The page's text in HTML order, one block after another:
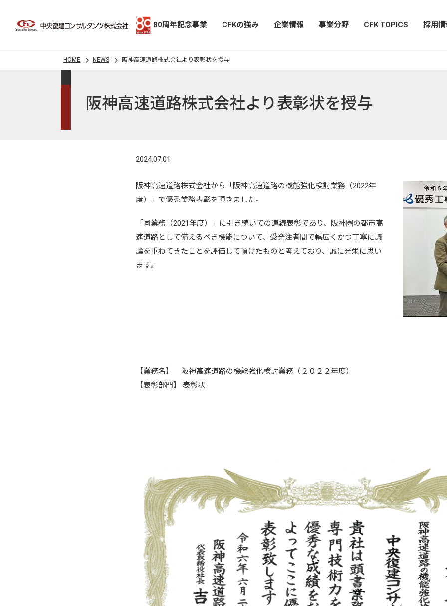
80周年記念事業 CFKの強み 企業情報 事業分野 CFK TOPICS 採用
HOME NEWS 阪神高速道路株式会社より表彰状を授与
阪神高速道路株式会社より表彰状を授与
2024.07.01
阪神高速道路株式会社から「阪神高速道路の機能強化検討業務（2022年
度）」で優秀業務表彰を頂きました。
「同業務（2021年度）」に引き続いての連続表彰であり、阪神圏の都市高
速道路として備えるべき機能について、受発注者間で幅広くかつ丁寧に議
論を重ねてきたことを評価して頂けたものと考えており、誠に光栄に思い
ます。
【業務名】 阪神高速道路の機能強化検討業務（２０２２年度）
【表彰部門】 表彰状